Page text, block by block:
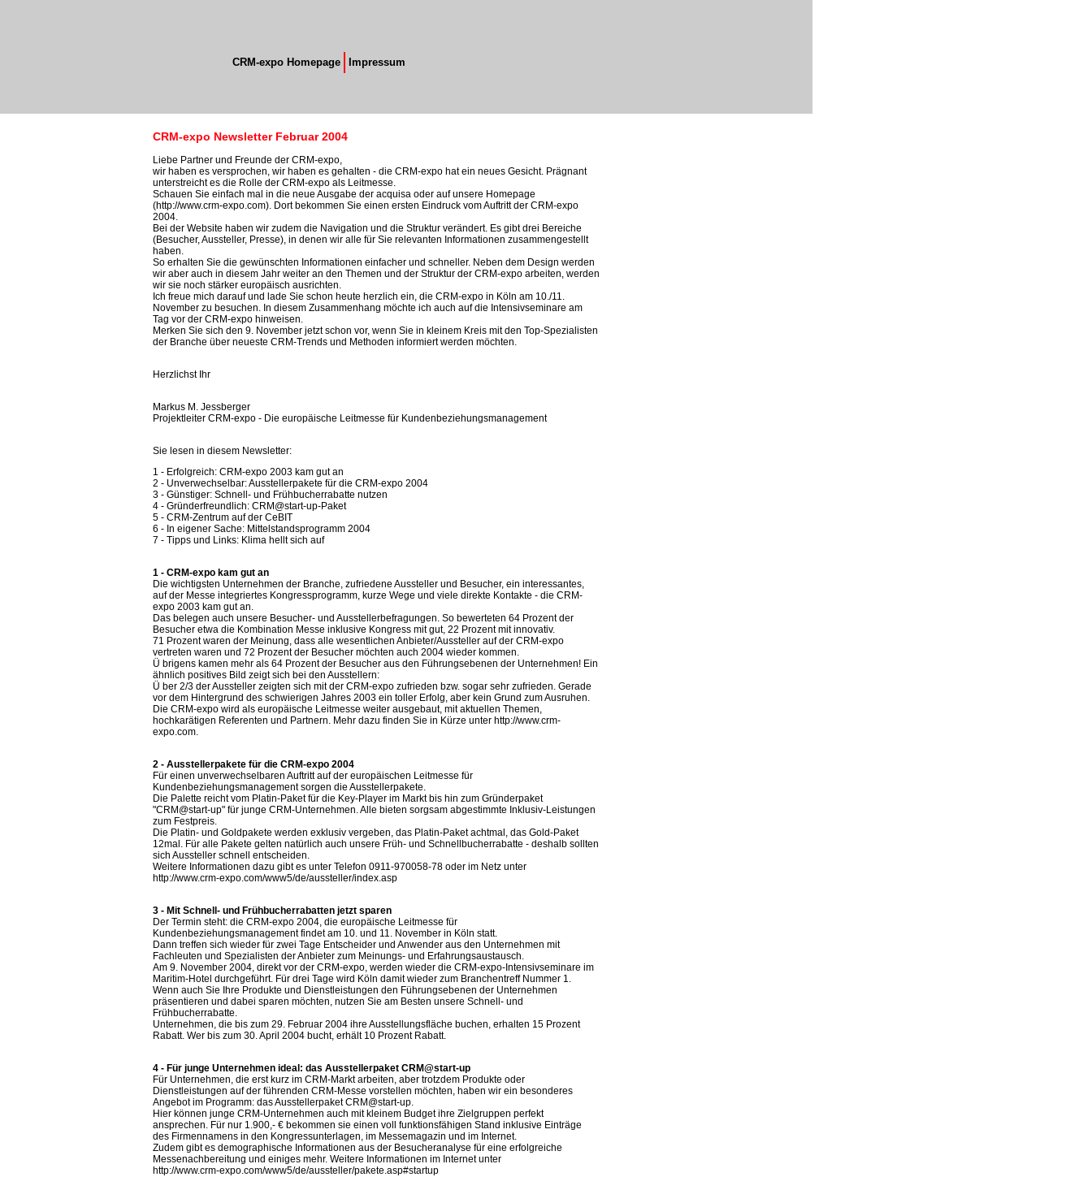
CRM-expo Homepage Impressum
CRM-expo Newsletter Februar 2004
Liebe Partner und Freunde der CRM-expo,
wir haben es versprochen, wir haben es gehalten - die CRM-expo hat ein neues Gesicht. Prägnant
unterstreicht es die Rolle der CRM-expo als Leitmesse.
Schauen Sie einfach mal in die neue Ausgabe der acquisa oder auf unsere Homepage
(http://www.crm-expo.com). Dort bekommen Sie einen ersten Eindruck vom Auftritt der CRM-expo
2004.
Bei der Website haben wir zudem die Navigation und die Struktur verändert. Es gibt drei Bereiche
(Besucher, Aussteller, Presse), in denen wir alle für Sie relevanten Informationen zusammengestellt
haben.
So erhalten Sie die gewünschten Informationen einfacher und schneller. Neben dem Design werden
wir aber auch in diesem Jahr weiter an den Themen und der Struktur der CRM-expo arbeiten, werden
wir sie noch stärker europäisch ausrichten.
Ich freue mich darauf und lade Sie schon heute herzlich ein, die CRM-expo in Köln am 10./11.
November zu besuchen. In diesem Zusammenhang möchte ich auch auf die Intensivseminare am
Tag vor der CRM-expo hinweisen.
Merken Sie sich den 9. November jetzt schon vor, wenn Sie in kleinem Kreis mit den Top-Spezialisten
der Branche über neueste CRM-Trends und Methoden informiert werden möchten.
Herzlichst Ihr
Markus M. Jessberger
Projektleiter CRM-expo - Die europäische Leitmesse für Kundenbeziehungsmanagement
Sie lesen in diesem Newsletter:
1 - Erfolgreich: CRM-expo 2003 kam gut an
2 - Unverwechselbar: Ausstellerpakete für die CRM-expo 2004
3 - Günstiger: Schnell- und Frühbucherrabatte nutzen
4 - Gründerfreundlich: CRM@start-up-Paket
5 - CRM-Zentrum auf der CeBIT
6 - In eigener Sache: Mittelstandsprogramm 2004
7 - Tipps und Links: Klima hellt sich auf
1 - CRM-expo kam gut an
Die wichtigsten Unternehmen der Branche, zufriedene Aussteller und Besucher, ein interessantes,
auf der Messe integriertes Kongressprogramm, kurze Wege und viele direkte Kontakte - die CRM-
expo 2003 kam gut an.
Das belegen auch unsere Besucher- und Ausstellerbefragungen. So bewerteten 64 Prozent der
Besucher etwa die Kombination Messe inklusive Kongress mit gut, 22 Prozent mit innovativ.
71 Prozent waren der Meinung, dass alle wesentlichen Anbieter/Aussteller auf der CRM-expo
vertreten waren und 72 Prozent der Besucher möchten auch 2004 wieder kommen.
Ü brigens kamen mehr als 64 Prozent der Besucher aus den Führungsebenen der Unternehmen! Ein
ähnlich positives Bild zeigt sich bei den Ausstellern:
Ü ber 2/3 der Aussteller zeigten sich mit der CRM-expo zufrieden bzw. sogar sehr zufrieden. Gerade
vor dem Hintergrund des schwierigen Jahres 2003 ein toller Erfolg, aber kein Grund zum Ausruhen.
Die CRM-expo wird als europäische Leitmesse weiter ausgebaut, mit aktuellen Themen,
hochkarätigen Referenten und Partnern. Mehr dazu finden Sie in Kürze unter http://www.crm-
expo.com.
2 - Ausstellerpakete für die CRM-expo 2004
Für einen unverwechselbaren Auftritt auf der europäischen Leitmesse für
Kundenbeziehungsmanagement sorgen die Ausstellerpakete.
Die Palette reicht vom Platin-Paket für die Key-Player im Markt bis hin zum Gründerpaket
"CRM@start-up" für junge CRM-Unternehmen. Alle bieten sorgsam abgestimmte Inklusiv-Leistungen
zum Festpreis.
Die Platin- und Goldpakete werden exklusiv vergeben, das Platin-Paket achtmal, das Gold-Paket
12mal. Für alle Pakete gelten natürlich auch unsere Früh- und Schnellbucherrabatte - deshalb sollten
sich Aussteller schnell entscheiden.
Weitere Informationen dazu gibt es unter Telefon 0911-970058-78 oder im Netz unter
http://www.crm-expo.com/www5/de/aussteller/index.asp
3 - Mit Schnell- und Frühbucherrabatten jetzt sparen
Der Termin steht: die CRM-expo 2004, die europäische Leitmesse für
Kundenbeziehungsmanagement findet am 10. und 11. November in Köln statt.
Dann treffen sich wieder für zwei Tage Entscheider und Anwender aus den Unternehmen mit
Fachleuten und Spezialisten der Anbieter zum Meinungs- und Erfahrungsaustausch.
Am 9. November 2004, direkt vor der CRM-expo, werden wieder die CRM-expo-Intensivseminare im
Maritim-Hotel durchgeführt. Für drei Tage wird Köln damit wieder zum Branchentreff Nummer 1.
Wenn auch Sie Ihre Produkte und Dienstleistungen den Führungsebenen der Unternehmen
präsentieren und dabei sparen möchten, nutzen Sie am Besten unsere Schnell- und
Frühbucherrabatte.
Unternehmen, die bis zum 29. Februar 2004 ihre Ausstellungsfläche buchen, erhalten 15 Prozent
Rabatt. Wer bis zum 30. April 2004 bucht, erhält 10 Prozent Rabatt.
4 - Für junge Unternehmen ideal: das Ausstellerpaket CRM@start-up
Für Unternehmen, die erst kurz im CRM-Markt arbeiten, aber trotzdem Produkte oder
Dienstleistungen auf der führenden CRM-Messe vorstellen möchten, haben wir ein besonderes
Angebot im Programm: das Ausstellerpaket CRM@start-up.
Hier können junge CRM-Unternehmen auch mit kleinem Budget ihre Zielgruppen perfekt
ansprechen. Für nur 1.900,- € bekommen sie einen voll funktionsfähigen Stand inklusive Einträge
des Firmennamens in den Kongressunterlagen, im Messemagazin und im Internet.
Zudem gibt es demographische Informationen aus der Besucheranalyse für eine erfolgreiche
Messenachbereitung und einiges mehr. Weitere Informationen im Internet unter
http://www.crm-expo.com/www5/de/aussteller/pakete.asp#startup